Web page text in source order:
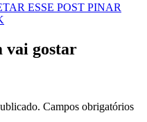
ESSE POST PINAR
vai gostar
Campos obrigatórios